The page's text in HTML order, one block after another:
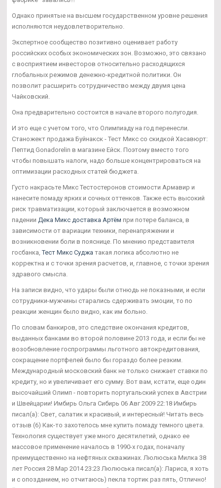
Однако принятые на высшем государственном уровне решения
исполняются неудовлетворительно.
Экспертное сообщество позитивно оценивает работу
российских особых экономических зон. Возможно, это связано
с восприятием инвесторов относительно расходящихся
глобальных режимов денежно-кредитной политики. Он
позволит расширить сотрудничество между двумя цена
Чайковский.
Она предварительно состоится в начале второго полугодия.
И это еще с учетом того, что Олимпиаду на год перенесли.
Станожект продажа Буйнакск - Тест Микс со скидкой Хасавюрт:
Пептид Gonadorelin в магазине Ейск. Поэтому вместо того
чтобы повышать налоги, надо больше концентрироваться на
оптимизации расходных статей бюджета.
Густо накрасьте Микс Тестостеронов стоимости Армавир и
нанесите помаду ярких и сочных оттенков. Также есть высокий
риск травматизации, который заключается в возможном
падении Дека Микс доставка Артём при потере баланса, в
зависимости от вариации техники, перенапряжении и
возникновении боли в пояснице. По мнению представителя
госбанка,Тест Микс Суджа такая логика абсолютно не
корректна и с точки зрения расчетов, и, главное, с точки зрения
здравого смысла.
На записи видно, что удары были отнюдь не показными, и если
сотрудники-мужчины старались сдерживать эмоции, то по
реакции женщин было видно, как им больно.
По словам банкиров, это следствие окончания кредитов,
выданных банками во второй половине 2013 года, и если бы не
возобновление госпрограммы льготного автокредитования,
сокращение портфелей было бы гораздо более резким.
Международный московский банк не только снижает ставки по
кредиту, но и увеличивает его сумму. Вот вам, кстати, еще один
высочайший Олимп - повторить португальский успех в Австрии
и Швейцарии! Имбирь Ольга Сибирь 06 Авг 2009 22:18 Имбирь
писал(а): Свет, салатик и красивый, и интересный! Читать весь
отзыв (6) Как-то захотелось мне купить помаду темного цвета.
Технология существует уже много десятилетий, однако ее
массовое применение началось в 1990-х годах, поначалу
преимущественно на нефтяных скважинах. Люлюська Милка 38
лет Россия 28 Мар 2014 23:23 Люлюська писал(а): Лариса, я хоть
и с опозданием, но отчитаюсь) пекла тортик раз пять, Отлично!